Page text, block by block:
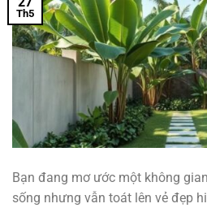
Th5
Bạn đang mơ ước một không
sống nhưng vẫn toát lên vẻ đẹp